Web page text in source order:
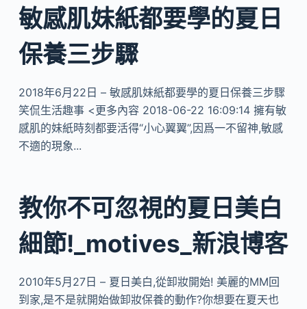
敏感肌妹紙都要學的夏日
保養三步驟
2018年6月22日 – 敏感肌妹紙都要學的夏日保養三步驟
笑侃生活趣事 <更多內容 2018-06-22 16:09:14 擁有敏
感肌的妹紙時刻都要活得“小心翼翼”,因爲一不留神,敏感
不適的現象...
教你不可忽視的夏日美白
細節!_motives_新浪博客
2010年5月27日 – 夏日美白,從卸妝開始! 美麗的MM回
到家,是不是就開始做卸妝保養的動作?你想要在夏天也